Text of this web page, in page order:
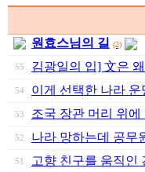
원효스님의 길 (2)
55 김광일의 입] 文은
54 이게 선택한 나라
53 조국 장관 머리 위
52 나라 망하는데 공무
51 고향 친구를 움직인